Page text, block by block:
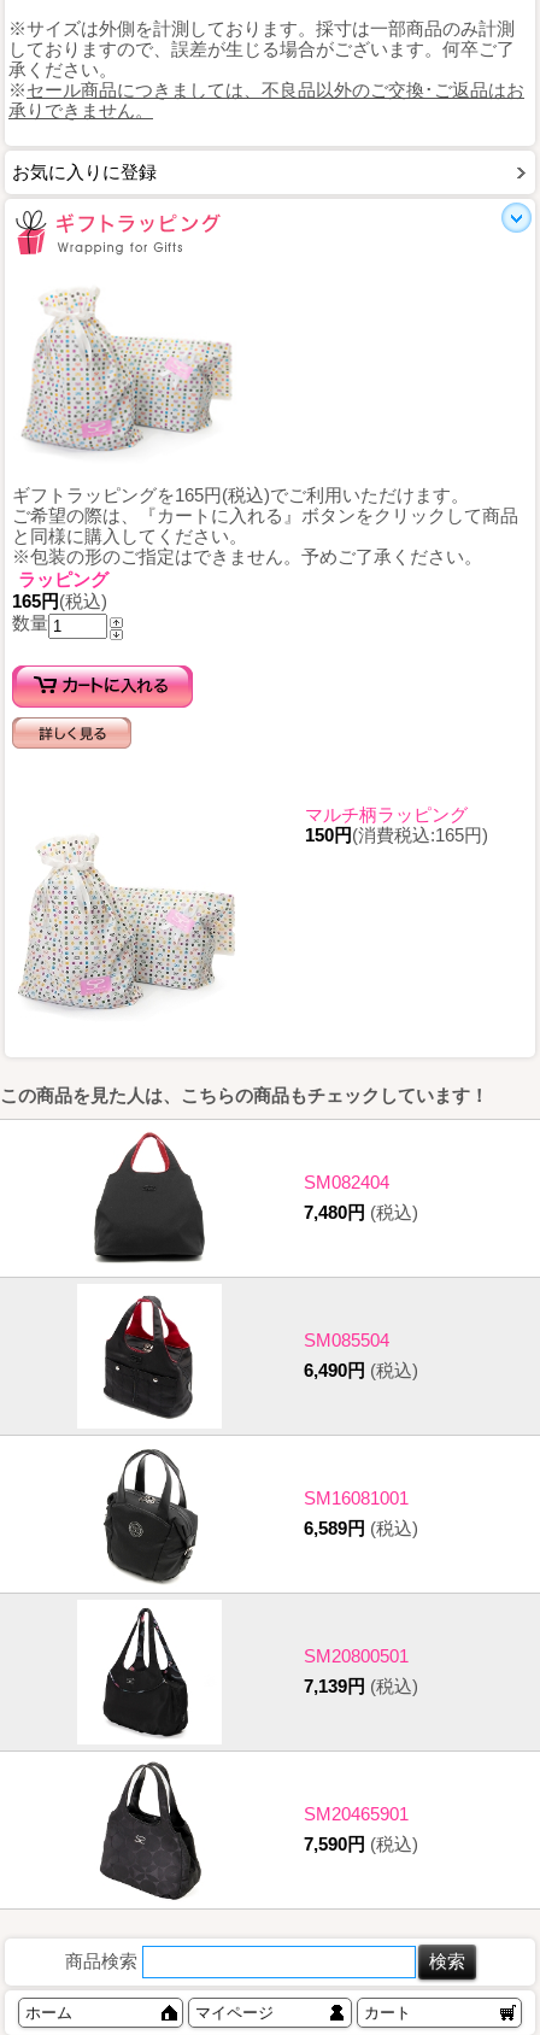
※サイズは外側を計測しております。採寸は一部商品のみ計測
しておりますので、誤差が生じる場合がございます。何卒ご了
承ください。
※セール商品につきましては、不良品以外のご交換･ご返品はお
承りできません。
お気に入りに登録
ギフトラッピングを165円(税込)でご利用いただけます。
ご希望の際は、『カートに入れる』ボタンをクリックして商品
と同様に購入してください。
※包装の形のご指定はできません。予めご了承ください。
ラッピング
165円(税込)
数量
マルチ柄ラッピング
150円(消費税込:165円)
この商品を見た人は、こちらの商品もチェックしています！
SM082404
7,480円 (税込)
SM085504
6,490円 (税込)
SM16081001
6,589円 (税込)
SM20800501
7,139円 (税込)
SM20465901
7,590円 (税込)
商品検索
ホーム マイページ カート